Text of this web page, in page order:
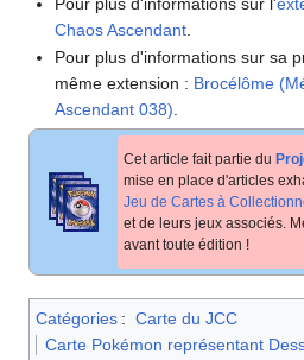
Chaos Ascendant
Pour plus d'informations sur sa
même extension : Brocélôme
Ascendant 038).
Cet article fait partie du
mise en place d'articles
Jeu de Cartes à
et de leurs jeux associés.
avant toute édition !
Catégories : Carte du JCC
Carte Pokémon représentant